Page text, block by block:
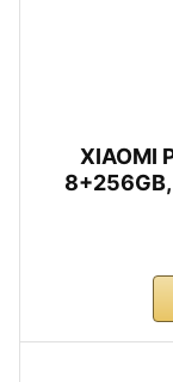
XIAOMI